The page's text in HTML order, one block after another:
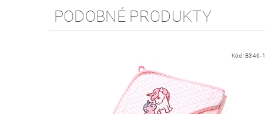
PODOBNÉ PRODUKTY
Kód: B346-1